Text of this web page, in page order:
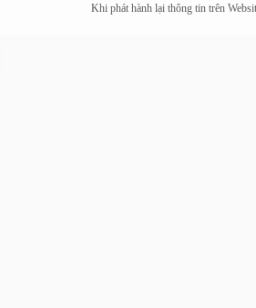
Khi phát hành lại thông tin trên